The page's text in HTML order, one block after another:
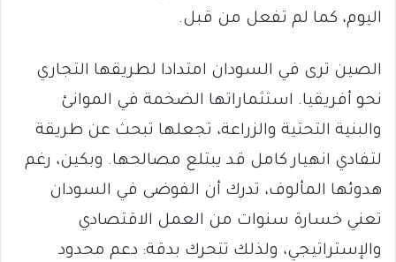
اليوم، كما لم تفعل من قبل.
الصين ترى في السودان امتدادا لطريقها التجاري
نحو أفريقيا. استثماراتها الضخمة في الموانئ
والبنية التحتية والزراعة، تجعلها تبحث عن طريقة
لتفادي انهيار كامل قد يبتلع مصالحها. وبكين، رغم
هدوئها المألوف، تدرك أن الفوضى في السودان
تعني خسارة سنوات من العمل الاقتصادي
والإستراتيجي، ولذلك تتحرك بدقة: دعم محدود